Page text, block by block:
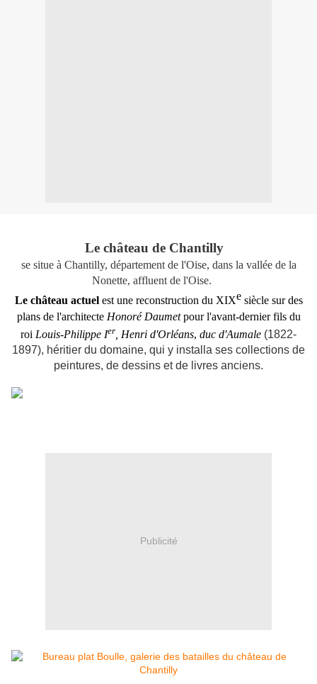
Le château de Chantilly
se situe à Chantilly, département de l'Oise, dans la vallée de la
Nonette, affluent de l'Oise.
Le château actuel est une reconstruction du XIXesiècle sur des
plans de l'architecte Honoré Daumet pour l'avant-dernier fils du
roi Louis-Philippe Ier , Henri d'Orléans, duc d'Aumale (1822-
1897), héritier du domaine, qui y installa ses collections de
peintures, de dessins et de livres anciens.
Publicité